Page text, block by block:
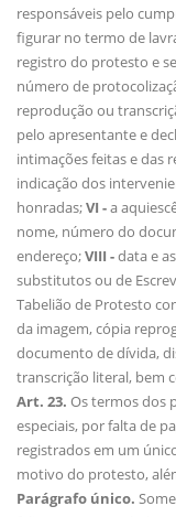
responsáveis pelo
figurar no termo de
registro do protesto e
número de
reprodução ou
pelo apresentante e
intimações feitas e das
indicação dos
honradas;VI -a
nome, número do
endereço;VIII -data e
substitutos ou de
Tabelião de Protesto
da imagem, cópia
documento de dívida,
transcrição literal, bem
Art. 23. Os termos dos
especiais, por falta de
registrados em um
motivo do protesto,
Parágrafo único.